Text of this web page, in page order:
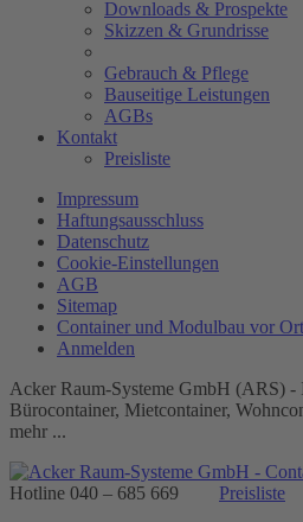
Downloads & Prospekte
Skizzen & Grundrisse
Gebrauch & Pflege
Bauseitige Leistungen
AGBs
Kontakt
Preisliste
Impressum
Haftungsausschluss
Datenschutz
Cookie-Einstellungen
AGB
Sitemap
Container und Modulbau vor Ort
Anmelden
Acker Raum-Systeme GmbH (ARS) -
Bürocontainer, Mietcontainer,
mehr ...
Hotline 040 – 685 669 Preisliste